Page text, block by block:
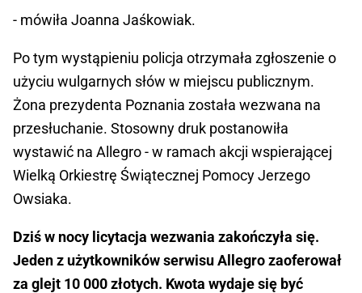
- mówiła Joanna Jaśkowiak.
Po tym wystąpieniu policja otrzymała zgłoszenie o
użyciu wulgarnych słów w miejscu publicznym.
Żona prezydenta Poznania została wezwana na
przesłuchanie. Stosowny druk postanowiła
wystawić na Allegro - w ramach akcji wspierającej
Wielką Orkiestrę Świątecznej Pomocy Jerzego
Owsiaka.
Dziś w nocy licytacja wezwania zakończyła się.
Jeden z użytkowników serwisu Allegro zaoferował
za glejt 10 000 złotych. Kwota wydaje się być